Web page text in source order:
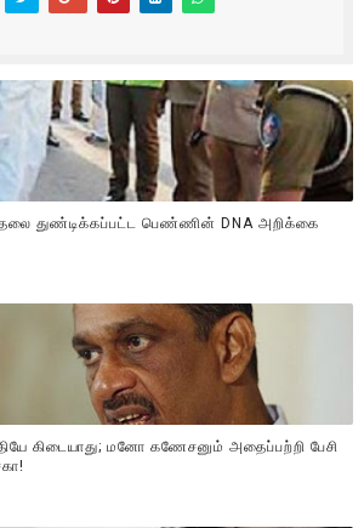
தலை துண்டிக்கப்பட்ட பெண்ணின் DNA அறிக்கை
கிடையாது; மனோ கணேசனும் அதைப்பற்றி பேசி